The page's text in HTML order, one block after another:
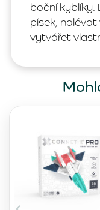
boční
písek,
vytvářet